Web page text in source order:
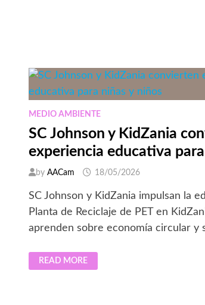
MEDIO AMBIENTE
SC Johnson y KidZania
experiencia educativa
byAACam 18/05/2026
SC Johnson y KidZania impulsan la
Planta de Reciclaje de PET en
aprenden sobre economía circular y
SC
JOHNSON
READ MORE